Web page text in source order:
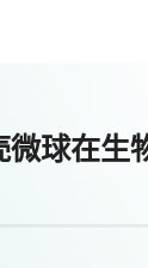
球在生